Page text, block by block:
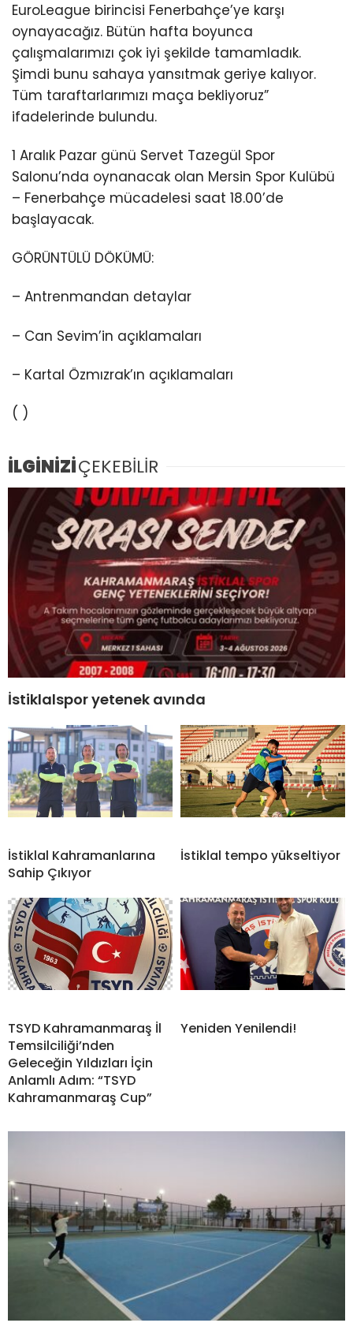
EuroLeague birincisi Fenerbahçe’ye karşı
oynayacağız. Bütün hafta boyunca
çalışmalarımızı çok iyi şekilde tamamladık.
Şimdi bunu sahaya yansıtmak geriye kalıyor.
Tüm taraftarlarımızı maça bekliyoruz”
ifadelerinde bulundu.
1 Aralık Pazar günü Servet Tazegül Spor
Salonu’nda oynanacak olan Mersin Spor Kulübü
– Fenerbahçe mücadelesi saat 18.00’de
başlayacak.
GÖRÜNTÜLÜ DÖKÜMÜ:
– Antrenmandan detaylar
– Can Sevim’in açıklamaları
– Kartal Özmızrak’ın açıklamaları
( )
İLGİNİZİÇEKEBİLİR
İstiklalspor yetenek avında
İstiklal Kahramanlarına
Sahip Çıkıyor
İstiklal tempo yükseltiyor
TSYD Kahramanmaraş İl
Temsilciliği’nden
Geleceğin Yıldızları İçin
Anlamlı Adım: “TSYD
Kahramanmaraş Cup”
Yeniden Yenilendi!